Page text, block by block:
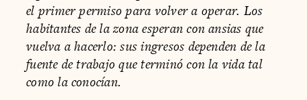
el primer permiso para volver a operar. Los
habitantes de la zona esperan con ansias que
vuelva a hacerlo: sus ingresos dependen de la
fuente de trabajo que terminó con la vida tal
como la conocían.